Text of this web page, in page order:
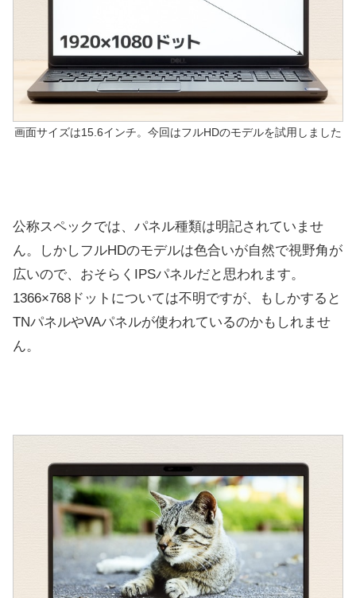
画面サイズは15.6インチ。今回はフルHDのモデルを試用しました
公称スペックでは、パネル種類は明記されていませ
ん。しかしフルHDのモデルは色合いが自然で視野角が
広いので、おそらくIPSパネルだと思われます。
1366×768ドットについては不明ですが、もしかすると
TNパネルやVAパネルが使われているのかもしれませ
ん。